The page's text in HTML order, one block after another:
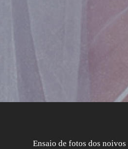
Ensaio de fotos dos noivos